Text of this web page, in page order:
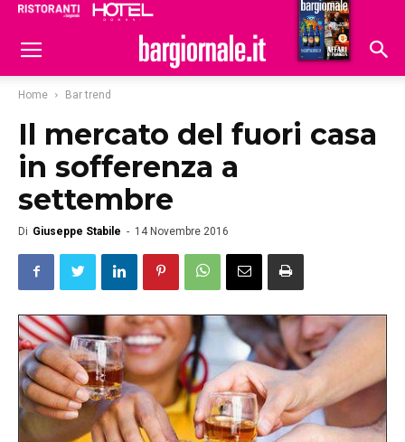
Hoteldomani
Home Bar trend
Il mercato del fuori casa
in sofferenza a
settembre
Di Giuseppe Stabile - 14 Novembre 2016